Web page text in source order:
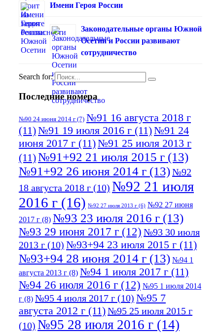
Имени Героя России
Законодательные органы Южной
Осетии и России развивают
сотрудничество
Search for:
Последние номера
№90 24 июня 2014 г (7) №91 16 августа 2018 г
(11)№91 19 июля 2016 г (11)№91 24
июня 2017 г (11)№91 25 июля 2013 г
(11)№91+92 21 июля 2015 г (13)
№91+92 26 июня 2014 г (13)№92
18 августа 2018 г (10) №92 21 июля
2016 г (16) №92 27 июля 2013 г (6) №92 27 июня
2017 г (8) №93 23 июля 2016 г (13)
№93 29 июня 2017 г (12) №93 30 июля
2013 г (10) №93+94 23 июля 2015 г (11)
№93+94 28 июня 2014 г (13) №94 1
августа 2013 г (8) №94 1 июля 2017 г (11)
№94 26 июля 2016 г (12) №95 1 июля 2014
г (8) №95 4 июля 2017 г (10) №95 7
августа 2012 г (11)№95 25 июля 2015 г
(10) №95 28 июля 2016 г (14)